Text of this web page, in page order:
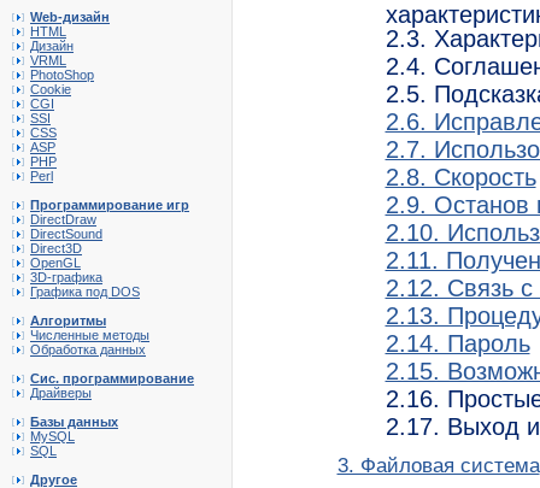
Web-дизайн
HTML
Дизайн
VRML
PhotoShop
Cookie
CGI
SSI
CSS
ASP
PHP
Perl
Программирование игр
DirectDraw
DirectSound
Direct3D
OpenGL
3D-графика
Графика под DOS
Алгоритмы
Численные методы
Обработка данных
Сис. программирование
Драйверы
Базы данных
MySQL
SQL
Другое
2.3.
2.4.
2.5.
2.6.
2.7.
2.8. Скорость
2.9. Останов
2.10.
2.11.
2.12. Связь
2.13.
2.14. Пароль
2.15.
2.16.
2.17. Выход
3. Файловая система